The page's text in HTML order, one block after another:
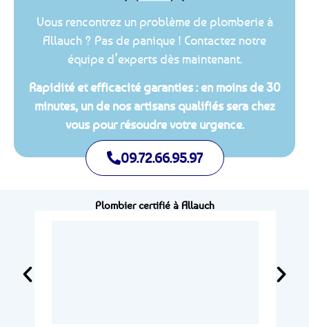
Vous rencontrez un problème de plomberie à
Allauch ? Pas de panique ! Contactez notre
équipe d’experts dès maintenant.
Rapidité et efficacité garanties : en moins de 30
minutes, un de nos artisans qualifiés sera chez
vous pour résoudre votre urgence.
09.72.66.95.97
Plombier certifié à Allauch